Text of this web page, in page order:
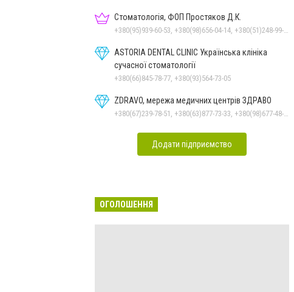
Стоматологія, ФОП Простяков Д.К.
ASTORIA DENTAL CLINIC Українська клініка
сучасної стоматології
+380(66)845-78-77, +380(93)564-73-05
ZDRAVO, мережа медичних центрів ЗДРАВО
Додати підприємство
ОГОЛОШЕННЯ